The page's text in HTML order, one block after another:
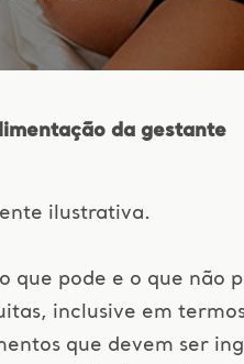
da gestante
ilustrativa.
que pode e o que não
inclusive em
que devem ser